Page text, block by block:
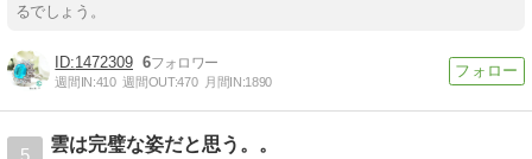
るでしょう。
1472309 6
週間IN:410 週間OUT:470 月間IN:1890
雲は完璧な姿だと思う。。